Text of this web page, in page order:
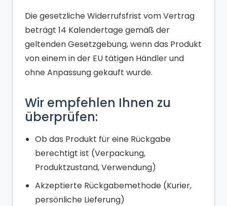
Die gesetzliche Widerrufsfrist vom Vertrag
beträgt 14 Kalendertage gemäß der
geltenden Gesetzgebung, wenn das Produkt
von einem in der EU tätigen Händler und
ohne Anpassung gekauft wurde.
Wir empfehlen Ihnen zu
überprüfen:
Ob das Produkt für eine Rückgabe
berechtigt ist (Verpackung,
Produktzustand, Verwendung)
Akzeptierte Rückgabemethode (Kurier,
persönliche Lieferung)